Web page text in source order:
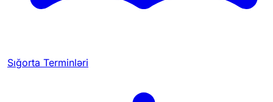
Sığorta Terminləri